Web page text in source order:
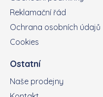
Reklamační řád
Ochrana osobních údajů
Cookies
Ostatní
Naše prodejny